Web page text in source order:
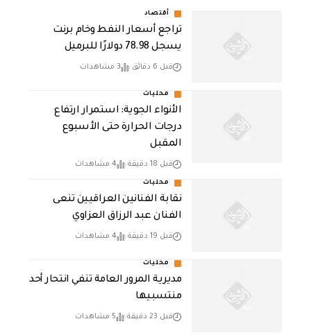
أقتصاد
تراجع أسعار النفط وخام برنت
يسجل 78.98 دولارًا للبرميل
قبل 6 دقائق 3 مشاهدات
محليات
الأنواء الجوية: استمرار ارتفاع
درجات الحرارة حتى الأسبوع
المقبل
قبل 18 دقيقة 4 مشاهدات
محليات
نقابة الفنانين العراقيين تنعى
الفنان عبد الرزاق العزاوي
قبل 19 دقيقة 4 مشاهدات
محليات
مديرية المرور العامة تنفي انتحار أحد
منتسبيها
قبل 23 دقيقة 5 مشاهدات